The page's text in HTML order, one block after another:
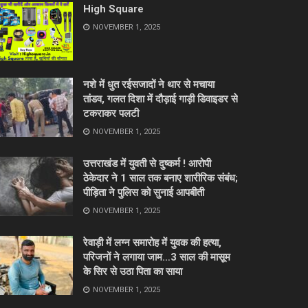
High Square
NOVEMBER 1, 2025
नशे में धुत रईसजादों ने थार से मचाया
तांडव, गलत दिशा में दौड़ाई गाड़ी डिवाइडर से
टकराकर पलटी
NOVEMBER 1, 2025
उत्तराखंड में युवती से दुष्कर्म ! आरोपी
ठेकेदार ने 1 साल तक बनाए शारीरिक संबंध;
पीड़िता ने पुलिस को सुनाई आपबीती
NOVEMBER 1, 2025
रेवाड़ी में लग्न समारोह में युवक की हत्या,
परिजनों ने लगाया जाम…3 साल की मासूम
के सिर से उठा पिता का साया
NOVEMBER 1, 2025